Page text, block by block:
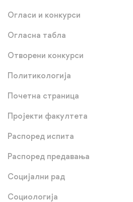
Огласи и конкурси
Огласна табла
Отворени конкурси
Политикологија
Почетна страница
Пројекти факултета
Распоред испита
Распоред предавања
Социјални рад
Социологија